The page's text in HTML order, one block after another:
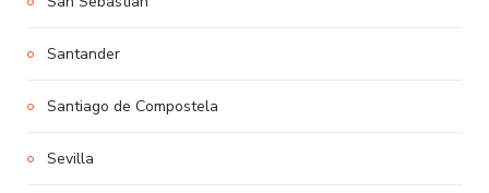
Santander
Santiago de Compostela
Sevilla